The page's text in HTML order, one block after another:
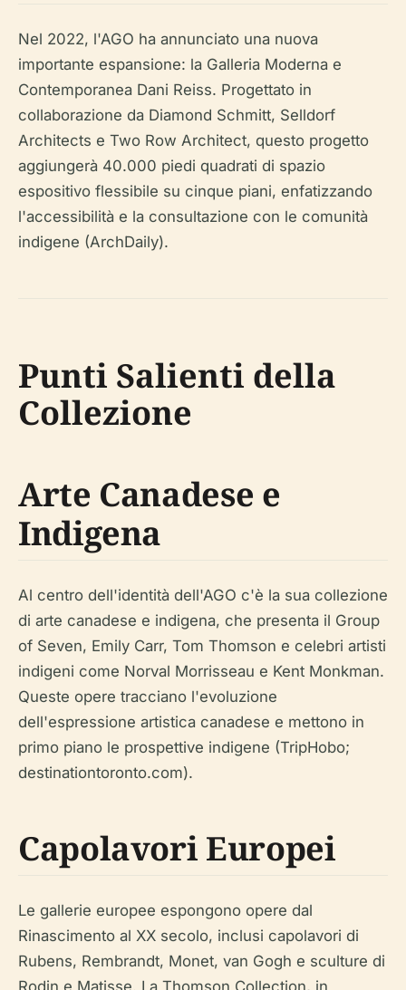
Nel 2022, l'AGO ha annunciato una nuova
importante espansione: la Galleria Moderna e
Contemporanea Dani Reiss. Progettato in
collaborazione da Diamond Schmitt, Selldorf
Architects e Two Row Architect, questo progetto
aggiungerà 40.000 piedi quadrati di spazio
espositivo flessibile su cinque piani, enfatizzando
l'accessibilità e la consultazione con le comunità
indigene (ArchDaily).
Punti Salienti della
Collezione
Arte Canadese e
Indigena
Al centro dell'identità dell'AGO c'è la sua collezione
di arte canadese e indigena, che presenta il Group
of Seven, Emily Carr, Tom Thomson e celebri artisti
indigeni come Norval Morrisseau e Kent Monkman.
Queste opere tracciano l'evoluzione
dell'espressione artistica canadese e mettono in
primo piano le prospettive indigene (TripHobo;
destinationtoronto.com).
Capolavori Europei
Le gallerie europee espongono opere dal
Rinascimento al XX secolo, inclusi capolavori di
Rubens, Rembrandt, Monet, van Gogh e sculture di
Rodin e Matisse. La Thomson Collection, in